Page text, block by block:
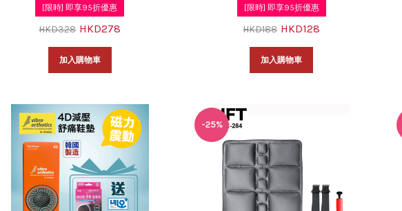
[限時] 即享95折優惠
HKD328 HKD278
加入購物車
[限時] 即享95折優惠
HKD188 HKD128
加入購物車
-25%